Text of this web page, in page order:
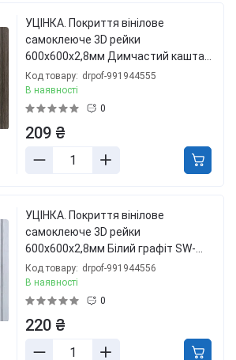
УЦІНКА. Покриття вінілове
самоклеюче 3D рейки
600х600х2,8мм Димчастий каштан
SW-00002962
Код товару: drpof-991944555
В наявності
0
209 ₴
УЦІНКА. Покриття вінілове
самоклеюче 3D рейки
600х600х2,8мм Білий графіт SW-
00002963
Код товару: drpof-991944556
В наявності
0
220 ₴